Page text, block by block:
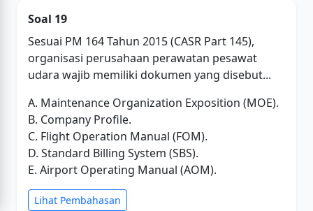
Soal 19
Sesuai PM 164 Tahun 2015 (CASR Part 145),
organisasi perusahaan perawatan pesawat
udara wajib memiliki dokumen yang disebut...
A. Maintenance Organization Exposition (MOE).
B. Company Profile.
C. Flight Operation Manual (FOM).
D. Standard Billing System (SBS).
E. Airport Operating Manual (AOM).
Lihat Pembahasan